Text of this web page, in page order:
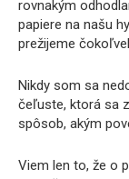
rovnakým
papiere na našu
prežijeme
Nikdy som sa
čeľuste, ktorá sa
spôsob, akým
Viem len to, že o